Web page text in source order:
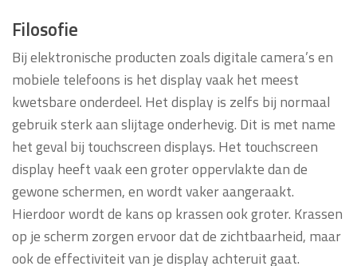
Filosofie
Bij elektronische producten zoals digitale camera’s en
mobiele telefoons is het display vaak het meest
kwetsbare onderdeel. Het display is zelfs bij normaal
gebruik sterk aan slijtage onderhevig. Dit is met name
het geval bij touchscreen displays. Het touchscreen
display heeft vaak een groter oppervlakte dan de
gewone schermen, en wordt vaker aangeraakt.
Hierdoor wordt de kans op krassen ook groter. Krassen
op je scherm zorgen ervoor dat de zichtbaarheid, maar
ook de effectiviteit van je display achteruit gaat.